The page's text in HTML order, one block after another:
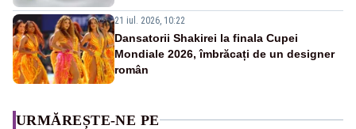
21 iul. 2026, 10:22
Dansatorii Shakirei la finala Cupei
Mondiale 2026, îmbrăcați de un designer
român
URMĂREȘTE-NE PE